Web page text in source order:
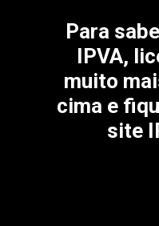
Para
IPVA,
muito
cima e
site